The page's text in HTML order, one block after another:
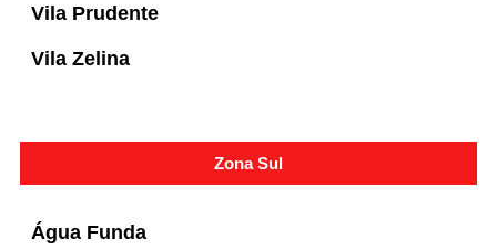
Vila Prudente
Vila Zelina
Zona Sul
Água Funda